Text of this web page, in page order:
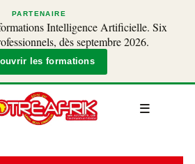
PARTENAIRE
Intelligence Artificielle. Six
dès septembre 2026.
les formations